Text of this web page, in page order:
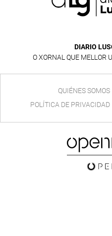
DIARIO
O XORNAL QUE MELLOR
QUIÉNES SOMOS
POLÍTICA DE PRIVACIDAD